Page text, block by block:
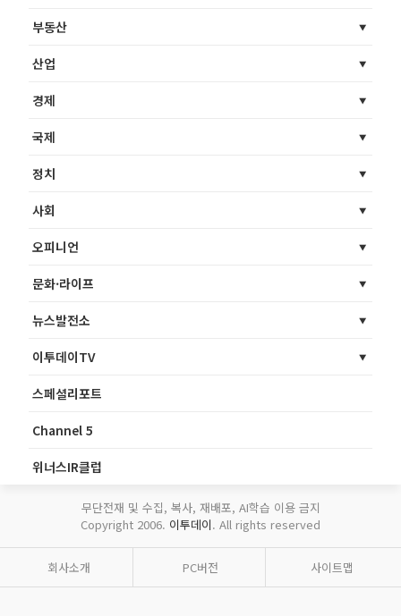
부동산
산업
경제
국제
정치
사회
오피니언
문화·라이프
뉴스발전소
이투데이TV
스페셜리포트
Channel 5
위너스IR클럽
무단전재 및 수집, 복사, 재배포, AI학습 이용 금지
Copyright 2006. 이투데이. All rights reserved
회사소개 PC버전 사이트맵